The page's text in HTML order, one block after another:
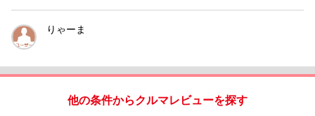
りゃーま
他の条件からクルマレビューを探す